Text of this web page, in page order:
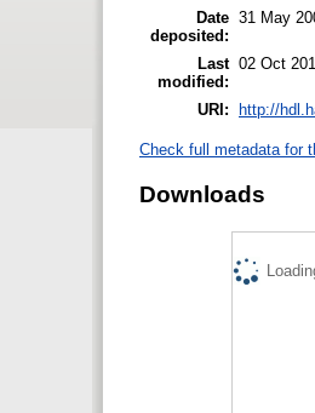
Date
deposited:
31 May
Last
modified:
02 Oct
URI: http://
Check full metadata for
Downloads